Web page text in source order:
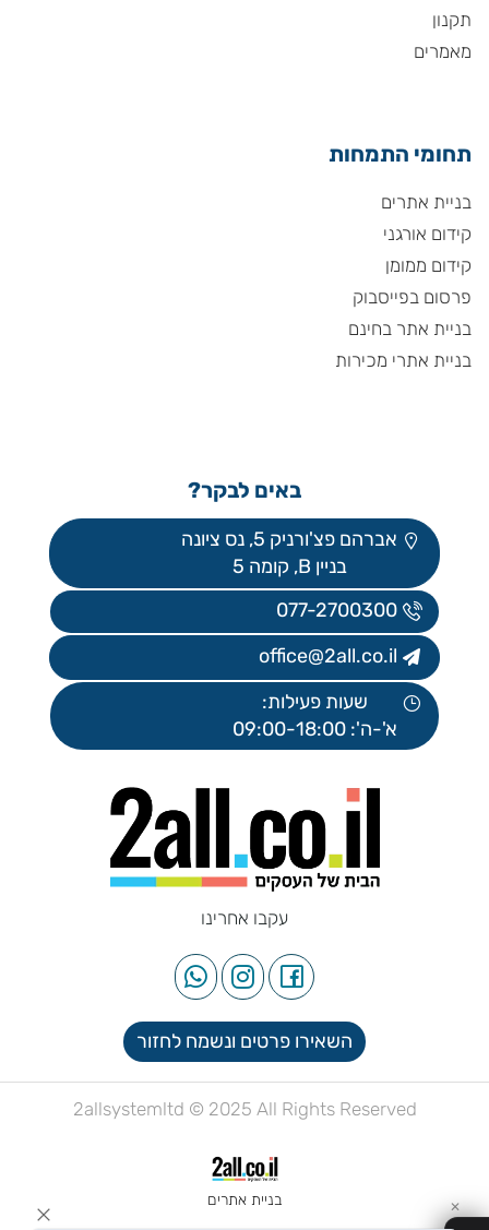
תקנון
מאמרים
תחומי התמחות
בניית אתרים
קידום אורגני
קידום ממומן
פרסום בפייסבוק
בניית אתר בחינם
בניית אתרי מכירות
באים לבקר?
אברהם פצ'ורניק 5, נס ציונה
בניין B, קומה 5
077-2700300
office@2all.co.il
שעות פעילות:
א'-ה': 09:00-18:00
עקבו אחרינו
השאירו פרטים ונשמח לחזור
2allsystemltd © 2025 All Rights Reserved
בניית אתרים ✕